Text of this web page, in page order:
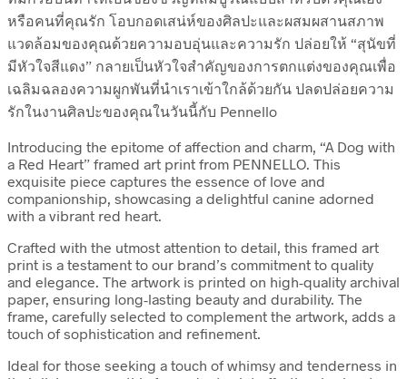
หรือคนที่คุณรัก โอบกอดเสน่ห์ของศิลปะและผสมผสานสภาพ
แวดล้อมของคุณด้วยความอบอุ่นและความรัก ปล่อยให้ “สุนัขที่
มีหัวใจสีแดง” กลายเป็นหัวใจสำคัญของการตกแต่งของคุณเพื่อ
เฉลิมฉลองความผูกพันที่นำเราเข้าใกล้ด้วยกัน ปลดปล่อยความ
รักในงานศิลปะของคุณในวันนี้กับ Pennello
Introducing the epitome of affection and charm, “A Dog with
a Red Heart” framed art print from PENNELLO. This
exquisite piece captures the essence of love and
companionship, showcasing a delightful canine adorned
with a vibrant red heart.
Crafted with the utmost attention to detail, this framed art
print is a testament to our brand’s commitment to quality
and elegance. The artwork is printed on high-quality archival
paper, ensuring long-lasting beauty and durability. The
frame, carefully selected to complement the artwork, adds a
touch of sophistication and refinement.
Ideal for those seeking a touch of whimsy and tenderness in